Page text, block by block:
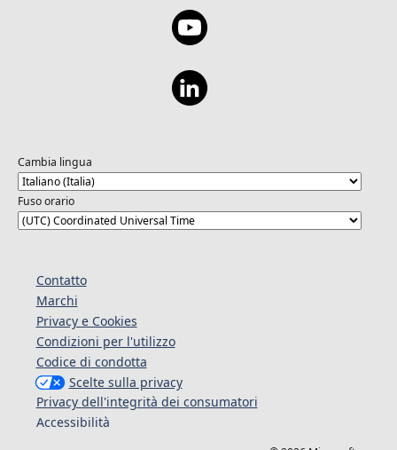
Cambia lingua
Fuso orario
Contatto
Marchi
Privacy e Cookies
Condizioni per l'utilizzo
Codice di condotta
Scelte sulla privacy
Privacy dell'integrità dei consumatori
Accessibilità